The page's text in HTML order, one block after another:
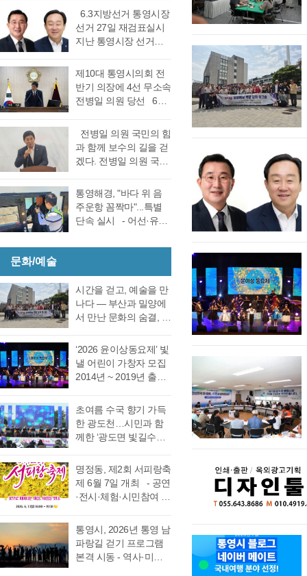
검표 결과 강석주 시장
이 38표차로 6표가 변
동되었으나 천영기 당
락에는 변동이 없었다.
는 창원시 성산구에 있
는 도선관위 청사 6층
대회의실에서 실시한
차에서 38표차로 더불
어민주당 강석주 시장
이 국민의힘 천영기 전
종 확인했다 강석주 후
보는 기존과 동일, 천영
기 후보는 기존보다 6표
증가했다. 이로써 두 후
6.3지방선거 통영시장
선거 27일 재검표실시
지난 통영시장 선거에
서 0.06%(44표) 차이로
당락이 갈렸던 6.3지방
선거 통영시장선거 결
드려져 경남선관위가
재검표를 결정했다. 경
남 선거관리위원회가
난 6·3 지방선거에서 44
표 차이로 당락이 갈린
통영시장 선거에 대한
남 선관위에서 하기로
27일 오후 2시 경남도
선관위 청사 6층 회의실
에서 전량 수작…
제10대 통영시의회 전
반기 의장에 4선 무소속
전병일 의원 당선 6일
거를 위한 제244회 임
시회를에서 4선 전병일
의원이 전반기 의장에
당선됐다. 더불어 민주
결을 펼친 무소속 전병
일 의원이 각각 등록해
정견 발표 이후 곧바로
원 7표로 통영시의회
회의규칙에 따른 재적
의원 과반수 득표자가
나오지 않았고 2차 투표
에서도 1차투료와 같이
정…
전병일 의원 국민의 힘
과 함께 보수의 길을 걷
겠다. 전병일 의원 국민
통영시 가선거구 전병
일 의원이 1일 오전 통
영시청 브리핑 룸에서
소회를 밝혔다. 전병일
위원은 “지난 지방선거
에서 대한민국 보수의
텃밭이라고 평가받던
시의회 개원 이후 처음
으로 진보진영인 민주
당이 과반 의석을 차지
었다. 이에 먼저 평생 보
수를 자처하던 저의 부
족함을 질책하…
통영해경, "바다 위 음
주운항 꼼짝마"...특별
단속 실시 - 어선·유도
대상, 음주운항 근절 총
여름철 해양관광객 증
가와 금어기 해제에 따
른 출어선 증가로 음주
운항 사고 발생이 우려
부터 8월 28일(금)까지
71일간 음주운항 특별
단속을 실시한다고 밝
혔다. 최근 3년간
음주운항 단속 현황을
분석한 결과, 본격적인
조업이 시작되는 봄철
운항이 지속적으로 발
생했으며, 특히 여름철
적발 …
문화/예술
시간을 걷고, 예술을 만
나다 ― 부산과 밀양에
서 만난 문화의 숨결, 그
은 길을 따라 움직이지
만, 마음은 시간을 따라
걷는다. 어떤 여행은 낯
래도록 마음속에 품어
온 질문의 답을 찾기 위
해 길을 나선다. 이번 여
다. 역사와 예술을 만나
고, 그 속에서 통영의 내
일을 그려 보기 위한 작
아침 여덟 시. 무전동
열방교회 앞에는 두 대
의 버스가 숨고르기를
‘2026 윤이상동요제’ 빛
낼 어린이 가창자 모집
2014년 ~ 2019년 출생
가능 통영국제음악재
단(이사장 강석주)이 오
는 9월 19일 개최하는
‘2026 윤이상동요제’에
를 모집한다. ‘윤이상
동요제’는 통영국제음
악재단이 세계적인 작
악적 유산을 계승하고
자 시작한 사업으로, 어
린이들에게 음악 교육
초여름 수국 향기 가득
한 광도천…시민과 함
께한 ‘광도면 빛길수국
정취가 절정에 이른 6월
20일 통영시 광도면(면
장 노승욱) 광도천 일원
많은 시민과 관광객이
찾은 「광도면 빛길수
국축제」가 성황리에
명정동, 제2회 서피랑축
제 6월 7일 개최 - 공연
·전시·체험·시민참여 프
사 마련 명정동주민자
치위원회(위원장 이진
숙)가 주최·주관하는
『제2회 서피랑축제』
통영시, 2026년 통영 남
파랑길 걷기 프로그램
본격 시동 - 역사·미식·